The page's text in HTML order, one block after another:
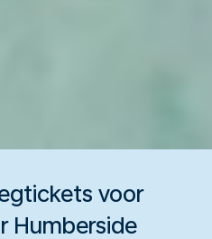
voor
Humberside